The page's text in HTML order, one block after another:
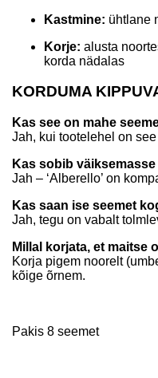
Kastmine: ühtlane
Korje: alusta
korda nädalas
KORDUMA
Kas see on mahe
Jah, kui tootelehel on
Kas sobib väiksemasse
Jah – ‘Alberello’ on
Kas saan ise seemet
Jah, tegu on vabalt
Millal korjata, et maitse
Korja pigem noorelt
kõige õrnem.
Pakis 8 seemet